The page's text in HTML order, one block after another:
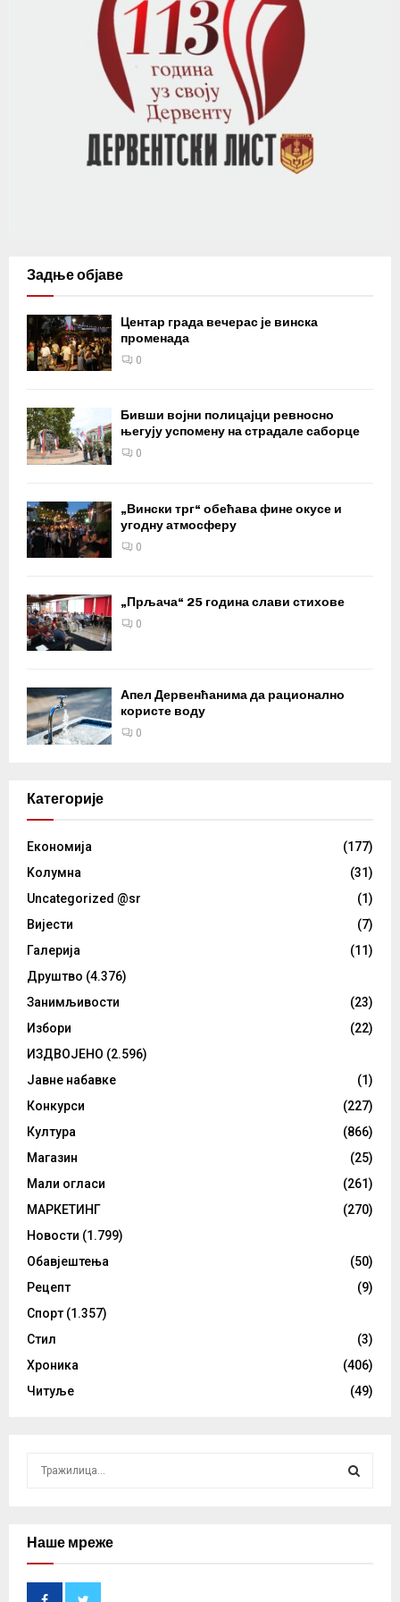
Задње објаве
Центар града вечерас је винска
променада
0
Бивши војни полицајци ревносно
његују успомену на страдале саборце
0
„Вински трг“ обећава фине окусе и
угодну атмосферу
0
„Прљача“ 25 година слави стихове
0
Апел Дервенћанима да рационално
користе воду
0
Категорије
Eкономија
(177)
Kолумнa
(31)
Uncategorized @sr
(1)
Вијести
(7)
Галерија
(11)
Друштво (4.376)
Занимљивости
(23)
Избори
(22)
ИЗДВОЈЕНО (2.596)
Јавне набавке
(1)
Конкурси
(227)
Култура
(866)
Магазин
(25)
Мали огласи
(261)
МАРКЕТИНГ
(270)
Новости (1.799)
Обавјештења
(50)
Рецепт
(9)
Спорт (1.357)
Стил
(3)
Хроника
(406)
Читуље
(49)
cНаше мреже